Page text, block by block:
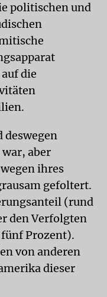
politischen und
die
deswegen
aber
ihres
gefoltert.
(rund
den Verfolgten
Prozent).
von anderen
dieser